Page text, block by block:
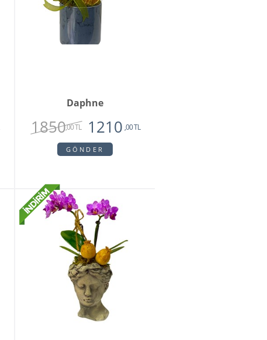
Daphne
1850,00 TL 1210 ,00 TL
GÖNDER